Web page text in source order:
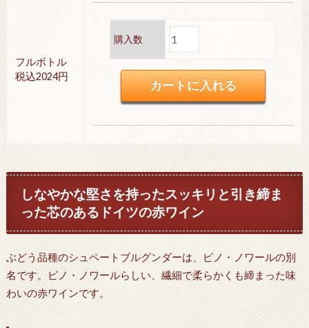
フルボトル
税込2024円
購入数
しなやかな堅さを持ったスッキリと引き締ま
った芯のあるドイツの赤ワイン
ぶどう品種のシュペートブルグンダーは、ピノ・ノワールの別
名です。ピノ・ノワールらしい、繊細で柔らかくも締まった味
わいの赤ワインです。